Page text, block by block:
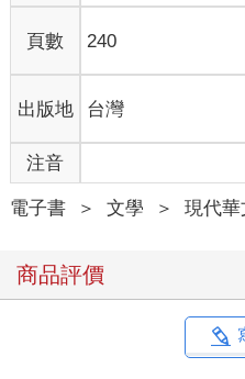
了？沒有人知道。但我知道小
來自同一間便當店，主人啃完
袋、把骨頭包回家，直到飼養
殘忍、不合時宜的事，只要轉
在《如果電話亭》出版後，久
在一中街的小火鍋店裡，看她
話大告白：「妳知道嗎？我就
鴨血，與我說起身材焦慮，還
苦於沒有性愛經驗當談資，在交
哭地說，當時她整個人超想尬
見了，屎意來得還真不是時候
阿美的故事是混雜辛香料的鍋
頁數 240
出版地 台灣
注音
電子書 ＞ 文學 ＞ 現代
商品評價